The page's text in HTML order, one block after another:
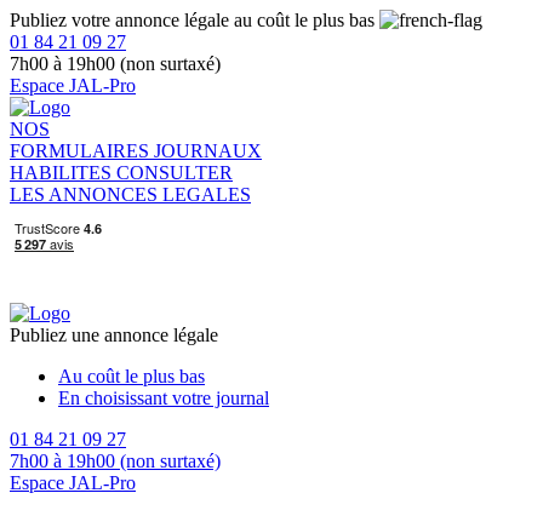
Publiez votre annonce légale au coût le plus bas
01 84 21 09 27
7h00 à 19h00 (non surtaxé)
Espace JAL-Pro
NOS
FORMULAIRES JOURNAUX
HABILITES CONSULTER
LES ANNONCES LEGALES
Publiez une annonce légale
Au coût le plus bas
En choisissant votre journal
01 84 21 09 27
7h00 à 19h00 (non surtaxé)
Espace JAL-Pro